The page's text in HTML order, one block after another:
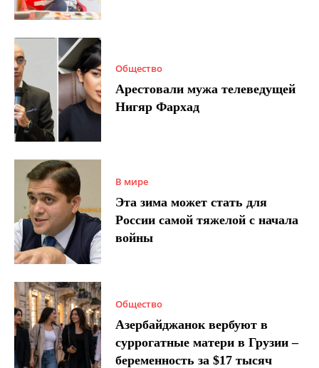
Общество
Арестовали мужа телеведущей
Нигяр Фархад
В мире
Эта зима может стать для
России самой тяжелой с начала
войны
Общество
Азербайджанок вербуют в
суррогатные матери в Грузии –
беременность за $17 тысяч